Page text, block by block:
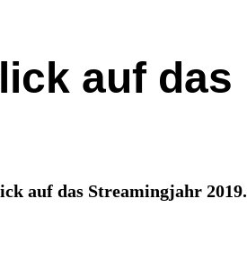
auf das
auf das Streamingjahr 2019.